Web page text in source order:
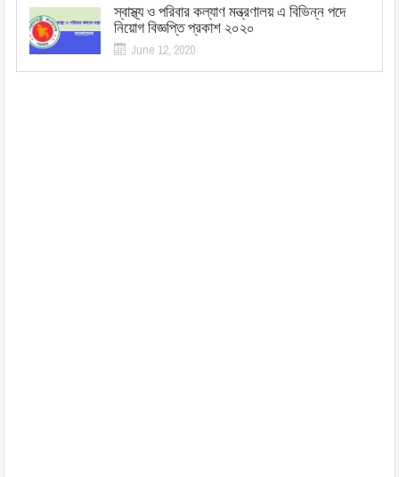
স্বাস্থ্য ও পরিবার কল্যাণ মন্ত্রণালয় এ বিভিন্ন পদে
নিয়োগ বিজ্ঞপ্তি প্রকাশ ২০২০
June 12, 2020